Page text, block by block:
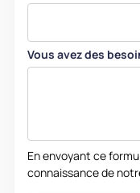
Vous avez des
En envoyant ce
connaissance de